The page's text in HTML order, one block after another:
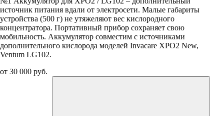
источник питания вдали от электросети. Малые габариты
устройства (500 г) не утяжеляют вес кислородного
концентратора. Портативный прибор сохраняет свою
мобильность. Аккумулятор совместим с источниками
дополнительного кислорода моделей Invacare XPO2 New,
Ventum LG102.
от 30 000 руб.